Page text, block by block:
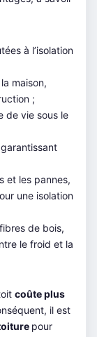
à l’isolation
maison,
;
de vie sous le
et les pannes,
une isolation
de bois,
le froid et la
coûte plus
il est
pour